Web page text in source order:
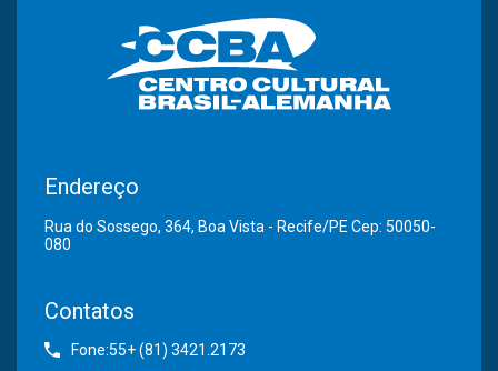
Endereço
Rua do Sossego, 364, Boa Vista - Recife/PE Cep: 50050-
080
Contatos
Fone:55+ (81) 3421.2173